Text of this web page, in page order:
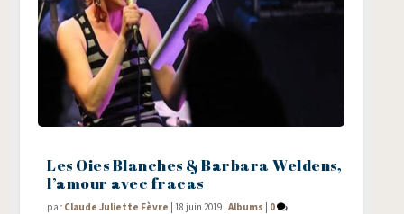
Les Oies Blanches & Barbara Weldens,
l’amour avec fracas
par Claude Juliette Fèvre | 18 juin 2019 |Albums | 0